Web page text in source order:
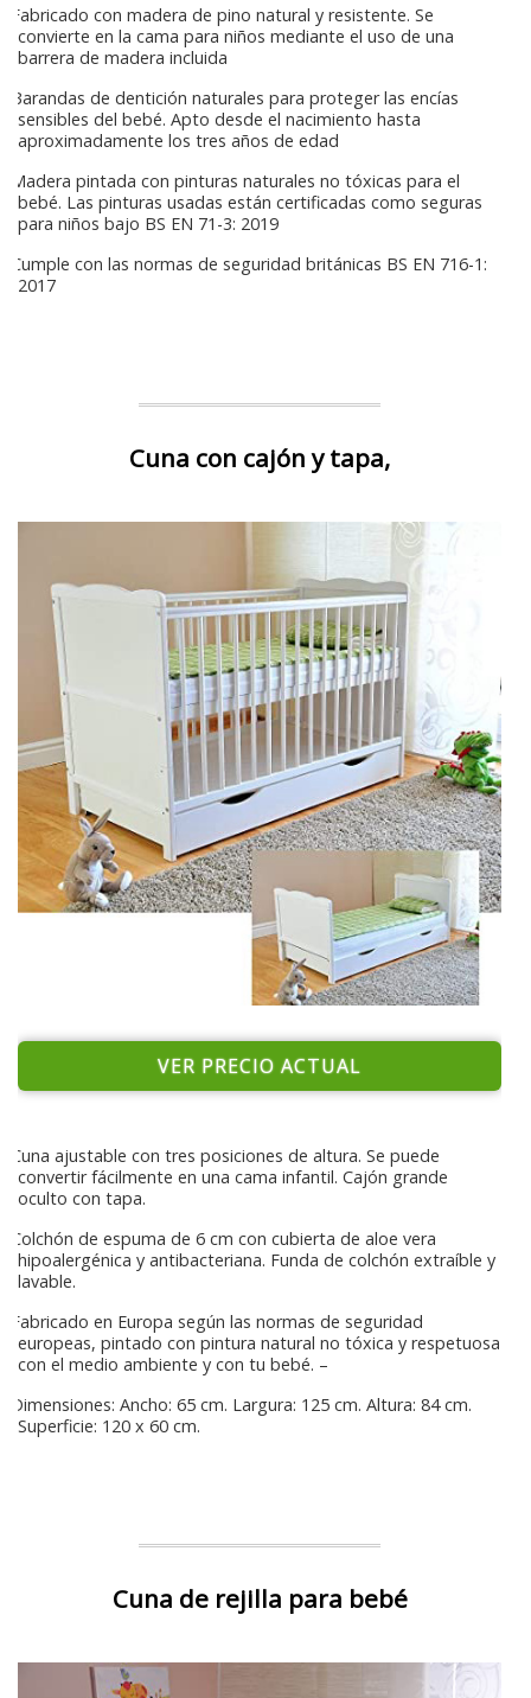
Fabricado con madera de pino natural y resistente. Se
convierte en la cama para niños mediante el uso de una
barrera de madera incluida
Barandas de dentición naturales para proteger las encías
sensibles del bebé. Apto desde el nacimiento hasta
aproximadamente los tres años de edad
Madera pintada con pinturas naturales no tóxicas para el
bebé. Las pinturas usadas están certificadas como seguras
para niños bajo BS EN 71-3: 2019
Cumple con las normas de seguridad británicas BS EN 716-1:
2017
Cuna con cajón y tapa,
VER PRECIO ACTUAL
Cuna ajustable con tres posiciones de altura. Se puede
convertir fácilmente en una cama infantil. Cajón grande
oculto con tapa.
Colchón de espuma de 6 cm con cubierta de aloe vera
hipoalergénica y antibacteriana. Funda de colchón extraíble y
lavable.
Fabricado en Europa según las normas de seguridad
europeas, pintado con pintura natural no tóxica y respetuosa
con el medio ambiente y con tu bebé. –
Dimensiones: Ancho: 65 cm. Largura: 125 cm. Altura: 84 cm.
Superficie: 120 x 60 cm.
Cuna de rejilla para bebé